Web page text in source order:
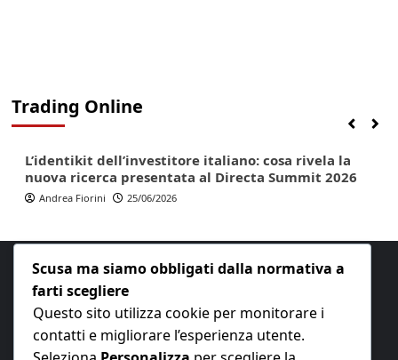
Trading Online
L’identikit dell’investitore italiano: cosa rivela la
nuova ricerca presentata al Directa Summit 2026
Andrea Fiorini 25/06/2026
E-mail:redazione@nuovaeconomia.it
Scusa ma siamo obbligati dalla normativa a
farti scegliere
Questo sito utilizza cookie per monitorare i
contatti e migliorare l’esperienza utente.